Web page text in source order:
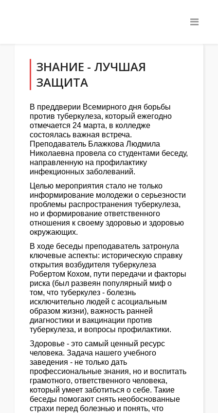
ЗНАНИЕ - ЛУЧШАЯ
ЗАЩИТА
В преддверии Всемирного дня борьбы
против туберкулеза, который ежегодно
отмечается 24 марта, в колледже
состоялась важная встреча.
Преподаватель Блажкова Людмила
Николаевна провела со студентами беседу,
направленную на профилактику
инфекционных заболеваний.
Целью мероприятия стало не только
информирование молодежи о серьезности
проблемы распространения туберкулеза,
но и формирование ответственного
отношения к своему здоровью и здоровью
окружающих.
В ходе беседы преподаватель затронула
ключевые аспекты: историческую справку
открытия возбудителя туберкулеза
Робертом Кохом, пути передачи и факторы
риска (был развеян популярный миф о
том, что туберкулез - болезнь
исключительно людей с асоциальным
образом жизни), важность ранней
диагностики и вакцинации против
туберкулеза, и вопросы профилактики.
Здоровье - это самый ценный ресурс
человека. Задача нашего учебного
заведения - не только дать
профессиональные знания, но и воспитать
грамотного, ответственного человека,
который умеет заботиться о себе. Такие
беседы помогают снять необоснованные
страхи перед болезнью и понять, что